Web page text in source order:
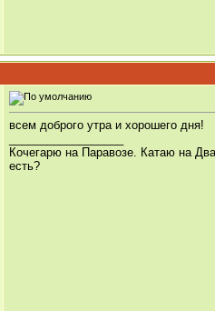
всем доброго утра и хорошего дня!
Кочегарю на Паравозе. Катаю на
есть?